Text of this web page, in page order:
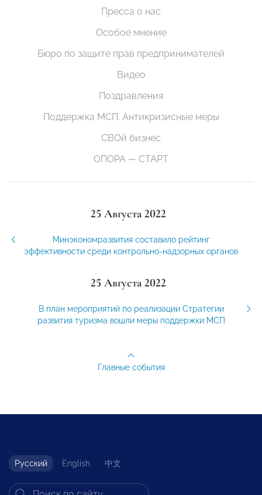
Пресса о нас
Особое мнение
Бюро по защите прав предпринимателей
Видео
Поздравления
Поддержка МСП. Антикризисные меры
СВОй бизнес
ОПОРА — СТАРТ
25 Августа 2022
Минэкономразвития составило рейтинг
эффективности среди контрольно-надзорных органов
25 Августа 2022
В план мероприятий по реализации Стратегии
развития туризма вошли меры поддержки МСП
Главные события
Русский English 中文